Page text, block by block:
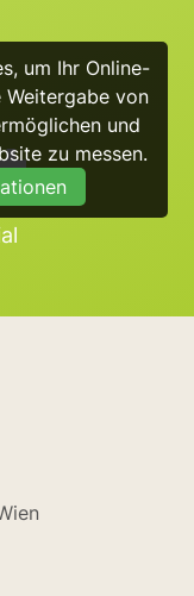
um Ihr Online-
Weitergabe von
und
zu messen.